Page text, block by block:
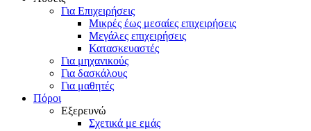
Για Επιχειρήσεις
Μικρές έως μεσαίες επιχειρήσεις
Μεγάλες επιχειρήσεις
Κατασκευαστές
Για μηχανικούς
Για δασκάλους
Για μαθητές
Πόροι
Εξερευνώ
Σχετικά με εμάς